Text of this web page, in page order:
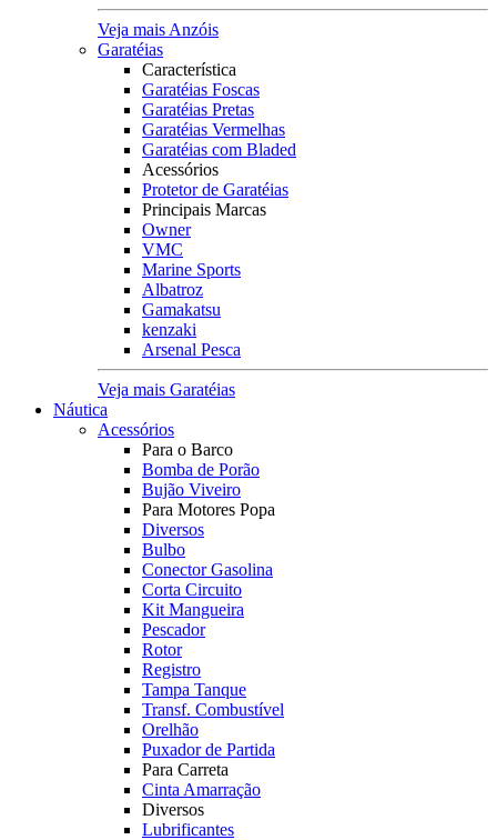
Veja mais Anzóis
Garatéias
Característica
Garatéias Foscas
Garatéias Pretas
Garatéias Vermelhas
Garatéias com Bladed
Acessórios
Protetor de Garatéias
Principais Marcas
Owner
VMC
Marine Sports
Albatroz
Gamakatsu
kenzaki
Arsenal Pesca
Veja mais Garatéias
Náutica
Acessórios
Para o Barco
Bomba de Porão
Bujão Viveiro
Para Motores Popa
Diversos
Bulbo
Conector Gasolina
Corta Circuito
Kit Mangueira
Pescador
Rotor
Registro
Tampa Tanque
Transf. Combustível
Orelhão
Puxador de Partida
Para Carreta
Cinta Amarração
Diversos
Lubrificantes